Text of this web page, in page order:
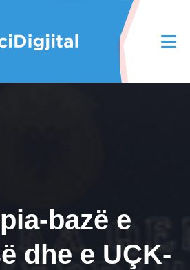
bazë e
dhe e UÇK-